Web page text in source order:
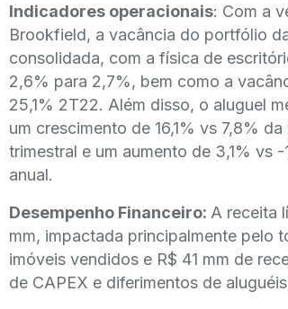
Indicadores operacionais: Com a
Brookfield, a vacância do portfólio
consolidada, com a física de
2,6% para 2,7%, bem como a
25,1% 2T22. Além disso, o aluguel
um crescimento de 16,1% vs 7,8%
trimestral e um aumento de 3,1% vs
anual.
Desempenho Financeiro: A receita
mm, impactada principalmente pelo
imóveis vendidos e R$ 41 mm de
de CAPEX e diferimentos de